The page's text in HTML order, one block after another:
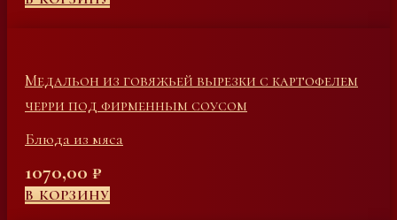
Медальон из говяжьей вырезки с картофелем
черри под фирменным соусом
Блюда из мяса
1070,00 ₽
В КОРЗИНУ